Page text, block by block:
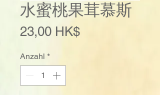
水蜜桃果茸慕斯
23,00 HK$Preis
Anzahl *